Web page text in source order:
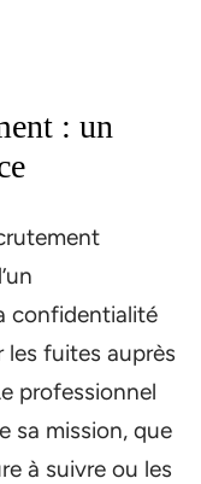
: un
confidentialité
fuites auprès
professionnel
sa mission, que
à suivre ou les